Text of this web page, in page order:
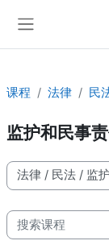
课程 法律 民
监护和民事
课程类别
搜索课程